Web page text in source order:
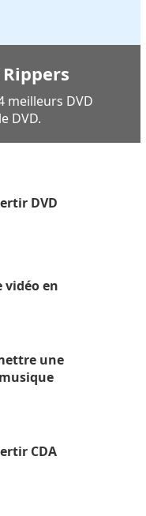
meilleurs DVD
DVD.
DVD
vidéo en
une
CDA